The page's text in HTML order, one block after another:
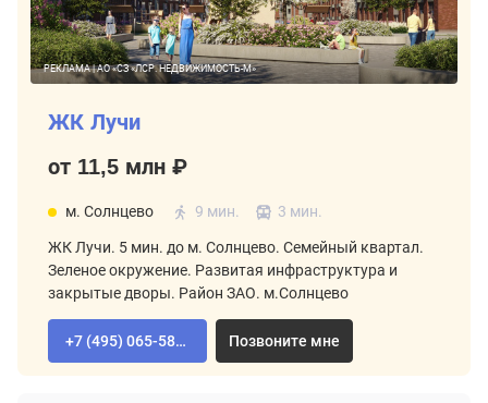
РЕКЛАМА | АО «СЗ «ЛСР. НЕДВИЖИМОСТЬ-М»
ЖК Лучи
от 11,5 млн ₽
м. Солнцево 9 мин. 3 мин.
ЖК Лучи. 5 мин. до м. Солнцево. Семейный квартал.
Зеленое окружение. Развитая инфраструктура и
закрытые дворы. Район ЗАО. м.Солнцево
+7 (495) 065-58-92 Позвоните мне